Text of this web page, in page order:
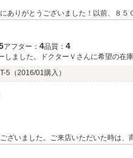
ありがとうございました！以前、８
永くお付き合いできればと思ってお
アフター： 4品質： 4
ました。ドクターＶさんに希望の
で少し時間がかかりましたが、年式か
5 （2016/01購入）
ざいました。ご来店いただいた時は
思います。末永くお楽しみいただけ